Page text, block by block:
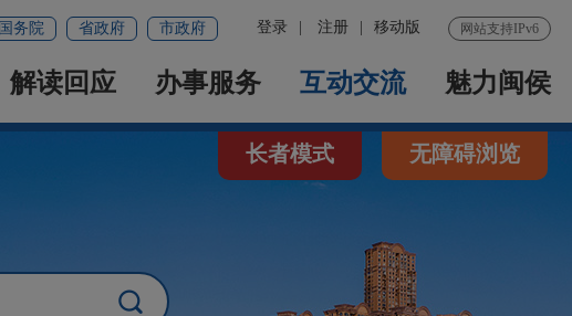
网站支持IPv6
登录 注册 移动版
国务院 省政府 市政府
解读回应 办事服务 互动交流 魅力闽侯
长者模式 无障碍浏览